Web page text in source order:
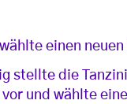
einen neuen
stellte die
und wählte